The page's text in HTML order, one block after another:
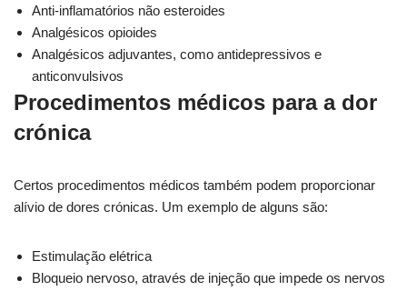
Anti-inflamatórios não esteroides
Analgésicos opioides
Analgésicos adjuvantes, como antidepressivos e
anticonvulsivos
Procedimentos médicos para a dor
crónica
Certos procedimentos médicos também podem proporcionar
alívio de dores crónicas. Um exemplo de alguns são:
Estimulação elétrica
Bloqueio nervoso, através de injeção que impede os nervos